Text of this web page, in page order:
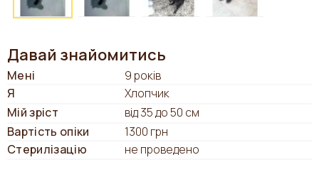
Давай знайомитись
Мені
9 років
Я
Хлопчик
Мій зріст
від 35 до 50 см
Вартість опіки
1300 грн
Стерилізацію
не проведено